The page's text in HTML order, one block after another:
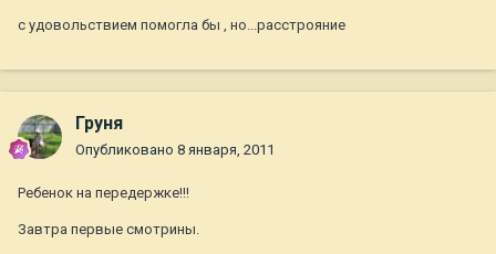
с удовольствием помогла бы , но...расстрояние
Груня
Опубликовано 8 января, 2011
Ребенок на передержке!!!
Завтра первые смотрины.